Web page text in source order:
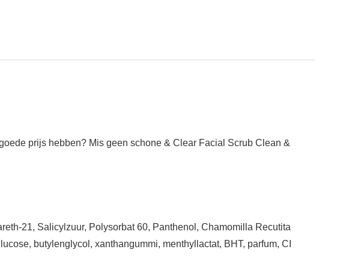
prijs hebben? Mis geen schone & Clear Facial Scrub Clean &
21, Salicylzuur, Polysorbat 60, Panthenol, Chamomilla Recutita
butylenglycol, xanthangummi, menthyllactat, BHT, parfum, CI